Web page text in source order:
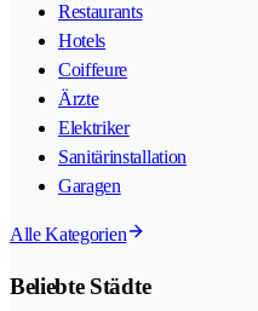
Restaurants
Hotels
Coiffeure
Ärzte
Elektriker
Sanitärinstallation
Garagen
Alle Kategorien
Beliebte Städte